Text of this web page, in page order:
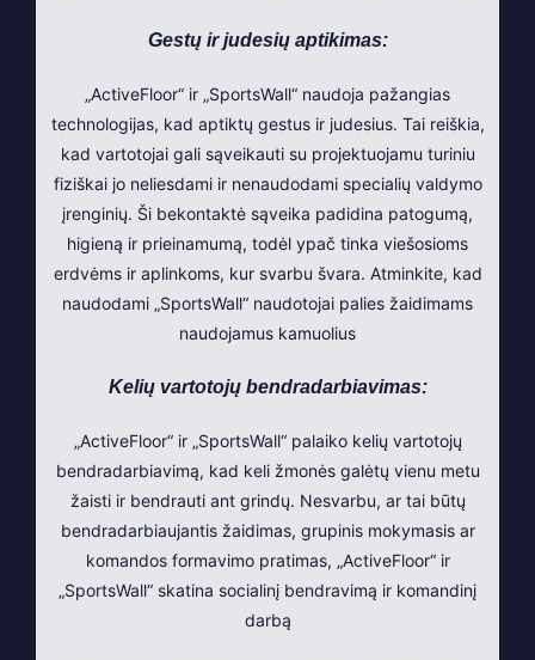
Gestų ir judesių aptikimas:
„ActiveFloor“ ir „SportsWall“ naudoja pažangias
technologijas, kad aptiktų gestus ir judesius. Tai reiškia,
kad vartotojai gali sąveikauti su projektuojamu turiniu
fiziškai jo neliesdami ir nenaudodami specialių valdymo
įrenginių. Ši bekontaktė sąveika padidina patogumą,
higieną ir prieinamumą, todėl ypač tinka viešosioms
erdvėms ir aplinkoms, kur svarbu švara. Atminkite, kad
naudodami „SportsWall“ naudotojai palies žaidimams
naudojamus kamuolius
Kelių vartotojų bendradarbiavimas:
„ActiveFloor“ ir „SportsWall“ palaiko kelių vartotojų
bendradarbiavimą, kad keli žmonės galėtų vienu metu
žaisti ir bendrauti ant grindų. Nesvarbu, ar tai būtų
bendradarbiaujantis žaidimas, grupinis mokymasis ar
komandos formavimo pratimas, „ActiveFloor“ ir
„SportsWall“ skatina socialinį bendravimą ir komandinį
darbą